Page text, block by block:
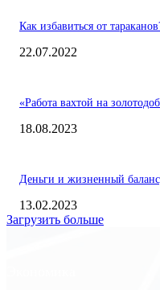
Как избавиться от
22.07.2022
«Работа вахтой на
18.08.2023
Деньги и жизненный
13.02.2023
Загрузить больше